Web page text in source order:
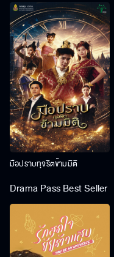
มือปราบทุจริตข้ามมิติ
Drama Pass Best Seller